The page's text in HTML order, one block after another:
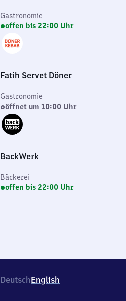
Gastronomie
offen bis 22:00 Uhr
Fatih Servet Döner
Gastronomie
öffnet um 10:00 Uhr
BackWerk
Bäckerei
offen bis 22:00 Uhr
DeutschEnglish